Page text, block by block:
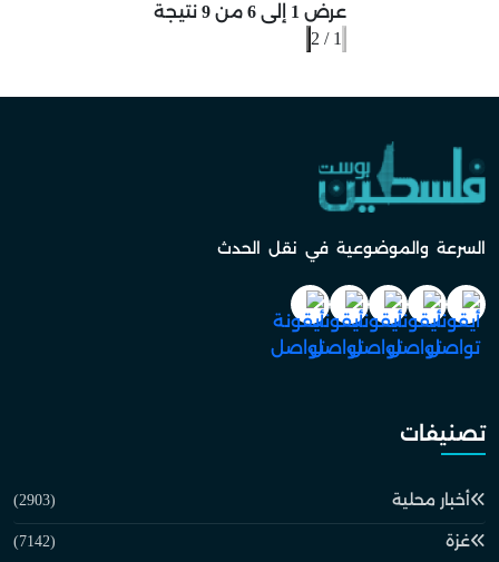
عرض1 إلى6 من9 نتيجة
1
/
2
السرعة والموضوعية في نقل الحدث
تصنيفات
أخبار محلية (2903)
غزة (7142)